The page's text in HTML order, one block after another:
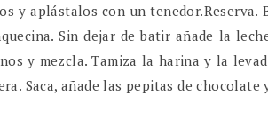
y aplástalos con un tenedor.Reserva.
Sin dejar de batir añade la
y mezcla. Tamiza la harina y la
Saca, añade las pepitas de